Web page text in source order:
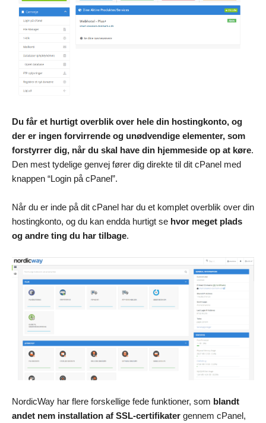
Du får et hurtigt overblik over hele din hostingkonto, og
der er ingen forvirrende og unødvendige elementer, som
forstyrrer dig, når du skal have din hjemmeside op at køre.
Den mest tydelige genvej fører dig direkte til dit cPanel med
knappen “Login på cPanel”.
Når du er inde på dit cPanel har du et komplet overblik over din
hostingkonto, og du kan endda hurtigt se hvor meget plads
og andre ting du har tilbage.
NordicWay har flere forskellige fede funktioner, som blandt
andet nem installation af SSL-certifikater gennem cPanel,